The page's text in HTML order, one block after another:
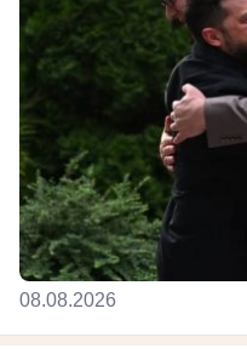
08.08.2026